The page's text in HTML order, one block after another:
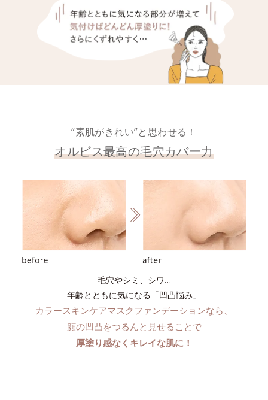
“素肌がきれい”と思わせる！
オルビス最高の毛穴カバー力
毛穴やシミ、シワ…
年齢とともに気になる「凹凸悩み」
カラースキンケアマスクファンデーションなら、
顔の凹凸をつるんと見せることで
厚塗り感なくキレイな肌に！